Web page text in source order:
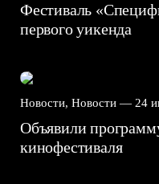
Фестиваль
первого уикенда
Новости, Новости — 24
Объявили
кинофестиваля